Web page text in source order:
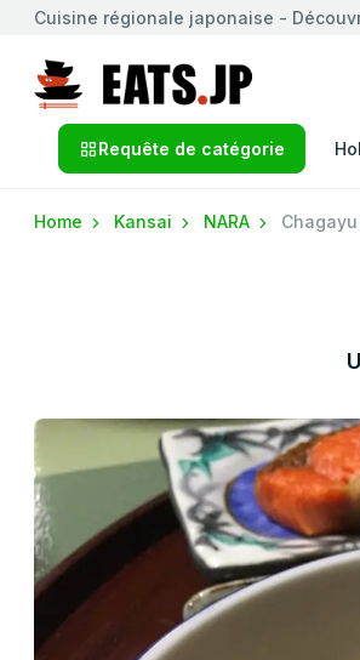
Cuisine régionale japonaise -
Requête de catégorie
Home Kansai NARA